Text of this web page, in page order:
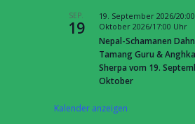
SEP.
19
19. September 2026/
Oktober 2026/17:00 Uhr
Nepal-Schamanen
Tamang Guru &
Sherpa vom 19.
Oktober
Kalender anzeigen